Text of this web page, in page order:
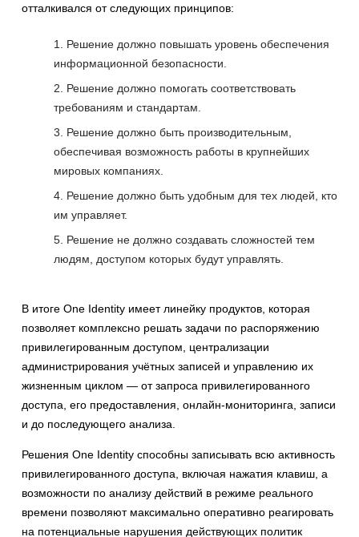
отталкивался от следующих принципов:
Решение должно повышать уровень обеспечения
информационной безопасности.
Решение должно помогать соответствовать
требованиям и стандартам.
Решение должно быть производительным,
обеспечивая возможность работы в крупнейших
мировых компаниях.
Решение должно быть удобным для тех людей, кто
им управляет.
Решение не должно создавать сложностей тем
людям, доступом которых будут управлять.
В итоге One Identity имеет линейку продуктов, которая
позволяет комплексно решать задачи по распоряжению
привилегированным доступом, централизации
администрирования учётных записей и управлению их
жизненным циклом — от запроса привилегированного
доступа, его предоставления, онлайн-мониторинга, записи
и до последующего анализа.
Решения One Identity способны записывать всю активность
привилегированного доступа, включая нажатия клавиш, а
возможности по анализу действий в режиме реального
времени позволяют максимально оперативно реагировать
на потенциальные нарушения действующих политик